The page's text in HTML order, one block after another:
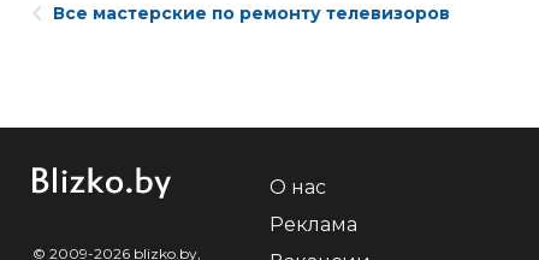
Все мастерские по ремонту телевизоров
© 2009-2026 blizko.by,
О нас
Реклама